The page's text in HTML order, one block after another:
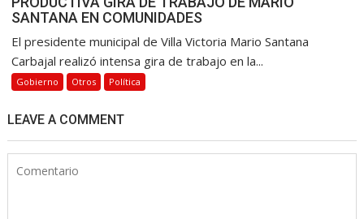
SANTANA EN COMUNIDADES
El presidente municipal de Villa Victoria Mario Santana
Carbajal realizó intensa gira de trabajo en la...
Gobierno Otros Política
LEAVE A COMMENT